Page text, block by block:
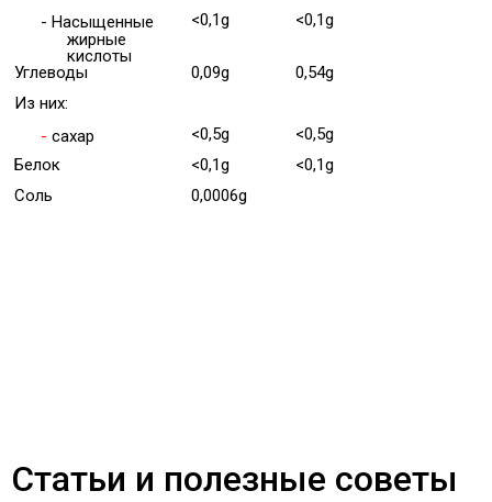
- Насыщенные
жирные
кислоты
<0,1g <0,1g
Углеводы 0,09g
0,54g
Из них:
- сахар <0,5g
<0,5g
Белок
<0,1g
<0,1g
Соль
0,0006g
Статьи и полезные советы